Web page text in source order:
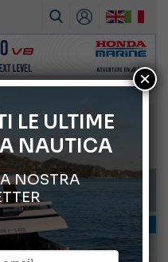
acquisisce Geniuss
di Genova
di Wakeboard 2026
le novità attese a settembre
per il diportista
LE ULTIME
NAUTICA
NOSTRA
×